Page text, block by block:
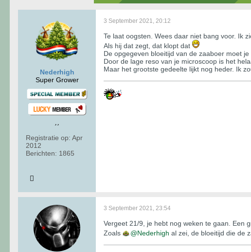
Nederhigh
Super Grower
Registratie op: Apr
2012
Berichten: 1865
3 September 2021, 20:12
Te laat oogsten. Wees daar niet bang voor. Ik
Als hij dat zegt, dat klopt dat
De opgegeven bloeitijd van de zaaboer moet
Door de lage reso van je microscoop is het
Maar het grootste gedeelte lijkt nog heder. Ik
3 September 2021, 23:54
Vergeet 21/9, je hebt nog weken te gaan. Een
Zoals
Nederhigh al zei, de bloeitijd die de